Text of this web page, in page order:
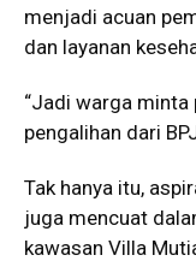
menjadi acuan
dan layanan
“Jadi warga minta
pengalihan dari
Tak hanya itu,
juga mencuat
kawasan Villa